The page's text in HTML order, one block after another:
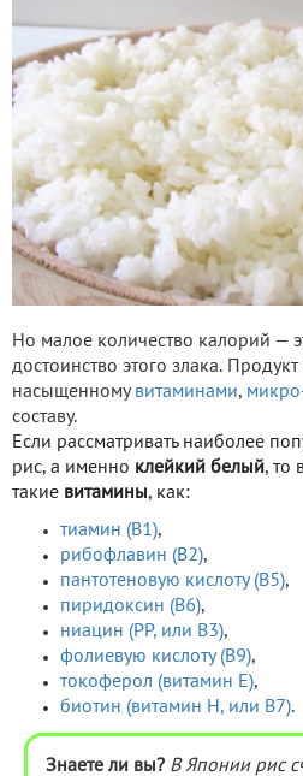
Но малое количество калорий —
достоинство этого злака.
насыщенному витаминами,
составу.
Если рассматривать наиболее
рис, а именно клейкий белый, то
такие витамины, как:
тиамин (В1),
рибофлавин (В2),
пантотеновую кислоту (В5),
пиридоксин (В6),
ниацин (РР, или В3),
фолиевую кислоту (В9),
токоферол (витамин Е),
биотин (витамин Н, или В7).
Знаете ли вы? В Японии рис